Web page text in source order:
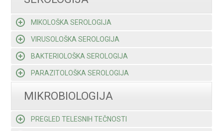
MIKOLOŠKA SEROLOGIJA
VIRUSOLOŠKA SEROLOGIJA
BAKTERIOLOŠKA SEROLOGIJA
PARAZITOLOŠKA SEROLOGIJA
MIKROBIOLOGIJA
PREGLED TELESNIH TEČNOSTI